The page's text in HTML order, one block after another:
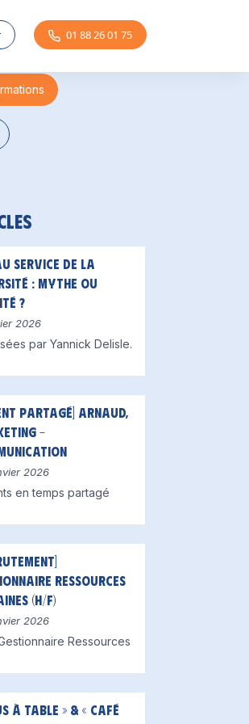
01 88 26 01 75
service de la
: mythe ou
?
2026
par Yannick Delisle.
partagé] Arnaud,
–
2026
en temps partagé
Ressources
(H/F)
2026
Ressources
à table » & « Café